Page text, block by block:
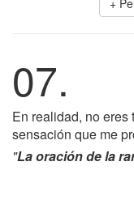
+
07.
En realidad, no eres
sensación que me
"La oración de la